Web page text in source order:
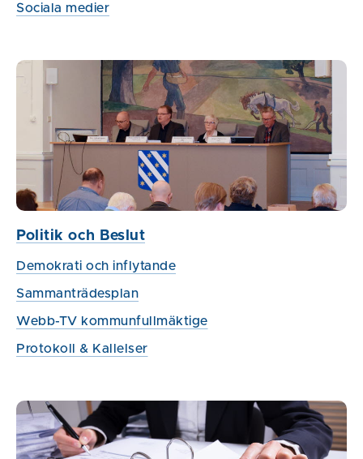
Sociala medier
Politik och Beslut
Demokrati och inflytande
Sammanträdesplan
Webb-TV kommunfullmäktige
Protokoll & Kallelser